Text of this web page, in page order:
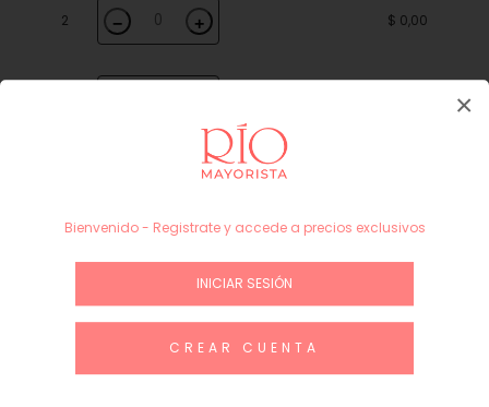
2 − + $ 0,00
Guía de talles
Productos similares
Bienvenido - Registrate y accede a precios exclusivos
INICIAR SESIÓN
CREAR CUENTA
×